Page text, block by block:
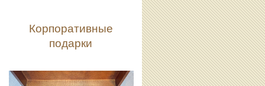
Корпоративные
подарки